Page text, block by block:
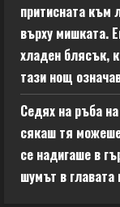
притисната към
върху мишката.
хладен блясък,
тази нощ
Седях на ръба
сякаш тя
се надигаше в
шумът в